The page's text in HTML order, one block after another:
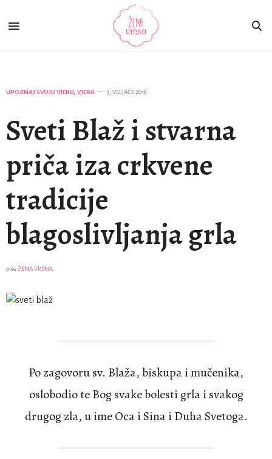
UPOZNAJ SVOJU VJERU, VJERA 3. VELJAČE 2018.
Sveti Blaž i stvarna
priča iza crkvene
tradicije
blagoslivljanja grla
piše ŽENA VRSNA
Po zagovoru sv. Blaža, biskupa i mučenika,
oslobodio te Bog svake bolesti grla i svakog
drugog zla, u ime Oca i Sina i Duha Svetoga.